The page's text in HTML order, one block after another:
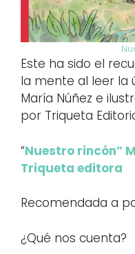
Este ha sido el
la mente al leer la
María Núñez e
por Triqueta
“Nuestro rincón”
Triqueta editora
Recomendada a
¿Qué nos cuenta?